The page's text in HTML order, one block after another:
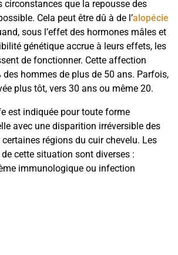
circonstances que la repousse des
Cela peut être dû à de l’alopécie
sous l’effet des hormones mâles et
génétique accrue à leurs effets, les
de fonctionner. Cette affection
des hommes de plus de 50 ans. Parfois,
plus tôt, vers 30 ans ou même 20.
est indiquée pour toute forme
avec une disparition irréversible des
régions du cuir chevelu. Les
cette situation sont diverses :
immunologique ou infection